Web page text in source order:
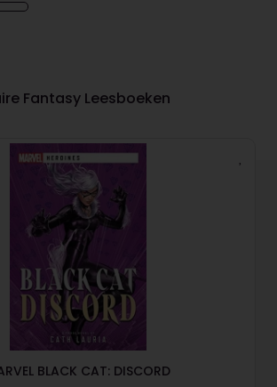
Fantasy Leesboeken
BLACK CAT: DISCORD